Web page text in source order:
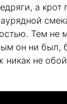
а
Тем не
он ни был,
не